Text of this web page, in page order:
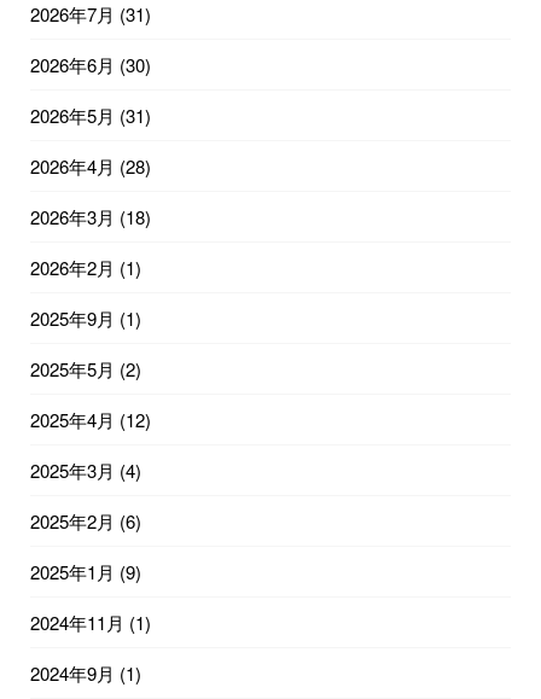
2026年7月 (31)
2026年6月 (30)
2026年5月 (31)
2026年4月 (28)
2026年3月 (18)
2026年2月 (1)
2025年9月 (1)
2025年5月 (2)
2025年4月 (12)
2025年3月 (4)
2025年2月 (6)
2025年1月 (9)
2024年11月 (1)
2024年9月 (1)